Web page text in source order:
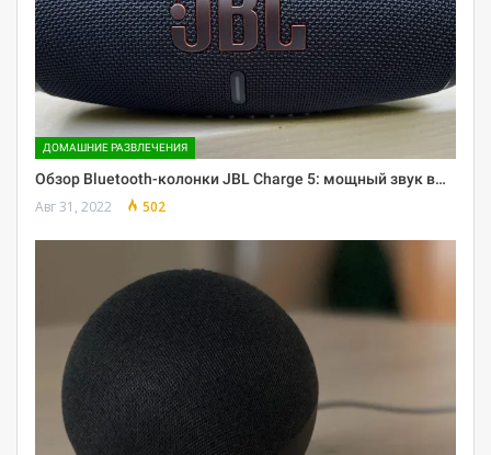
ДОМАШНИЕ РАЗВЛЕЧЕНИЯ
Обзор Bluetooth-колонки JBL Charge 5: мощный звук в…
Авг 31, 2022 502